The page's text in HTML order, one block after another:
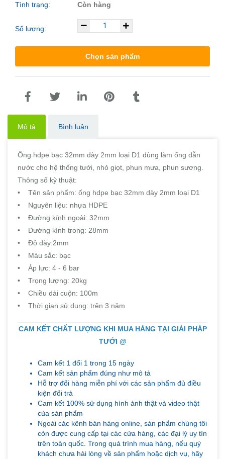
Tình trạng: Còn hàng
Số lượng:
Chọn sản phẩm
Mô tả Bình luận
Ống hdpe bạc 32mm dày 2mm loại D1 dùng làm ống dẫn
nước cho hệ thống tưới, nhỏ giọt, phun mưa, phun sương.
Thông số kỹ thuật:
• Tên sản phẩm: ống hdpe bạc 32mm dày 2mm loại D1
• Nguyên liệu: nhựa HDPE
• Đường kính ngoài: 32mm
• Đường kính trong: 28mm
• Độ dày:2mm
• Màu sắc: bạc
• Áp lực: 4 - 6 bar
• Trọng lượng: 20kg
• Chiều dài cuộn: 100m
• Thời gian sử dụng: trên 3 năm
CAM KẾT CHẤT LƯỢNG KHI MUA HÀNG TẠI GIẢI PHÁP
TƯỚI @
Cam kết 1 đổi 1 trong 15 ngày
Cam kết sản phẩm đúng như mô tả
Hỗ trợ đổi hàng miễn phí với các sản phẩm đủ điều
kiện đổi trả
Cam kết 100% sử dụng hình ảnh thật và video thật
của sản phẩm
Ngoài các kênh bán hàng online, sản phẩm chúng tôi
còn được cung cấp tại các cửa hàng, các đại lý uy tín
trên toàn quốc. Trong quá trình mua hàng, nếu quý
khách chưa hài lòng về sản phẩm hoặc dịch vụ, hãy